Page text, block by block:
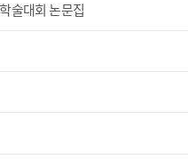
술대회 논문집